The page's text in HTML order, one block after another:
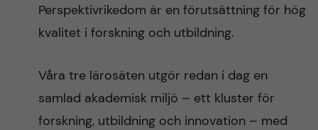
Perspektivrikedom är en förutsättning för hög
kvalitet i forskning och utbildning.
Våra tre lärosäten utgör redan i dag en
samlad akademisk miljö – ett kluster för
forskning, utbildning och innovation – med